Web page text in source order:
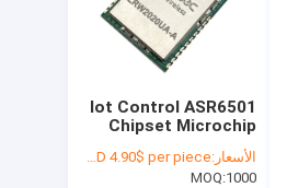
Iot Control ASR6501
Chipset Microchip
Lora Module
الأسعار:USD 4.90$ per piece
MOQ:1000